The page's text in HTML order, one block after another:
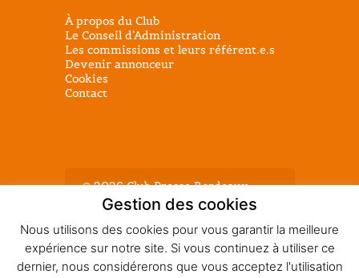
À propos du Club
Le Conseil d’Administration
Les commissions et leurs référent.e.s
Devenir annonceur
Cookies
Contact
@ 2026 Club Presse Bordeaux -
Tous droits réservés - Mentions
légales
Gestion des cookies
Nous utilisons des cookies pour vous garantir la meilleure
expérience sur notre site. Si vous continuez à utiliser ce
dernier, nous considérerons que vous acceptez l'utilisation